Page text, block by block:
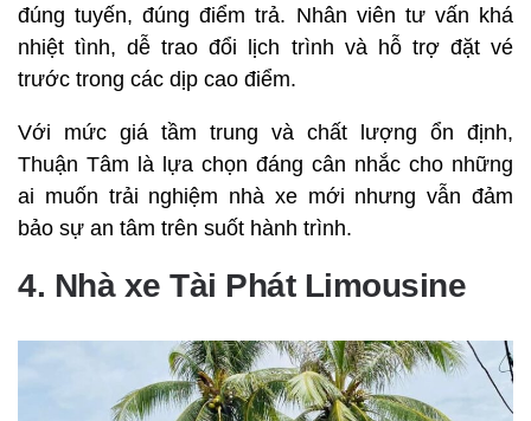
đúng tuyến, đúng điểm trả. Nhân viên tư vấn khá
nhiệt tình, dễ trao đổi lịch trình và hỗ trợ đặt vé
trước trong các dịp cao điểm.
Với mức giá tầm trung và chất lượng ổn định,
Thuận Tâm là lựa chọn đáng cân nhắc cho những
ai muốn trải nghiệm nhà xe mới nhưng vẫn đảm
bảo sự an tâm trên suốt hành trình.
4. Nhà xe Tài Phát Limousine